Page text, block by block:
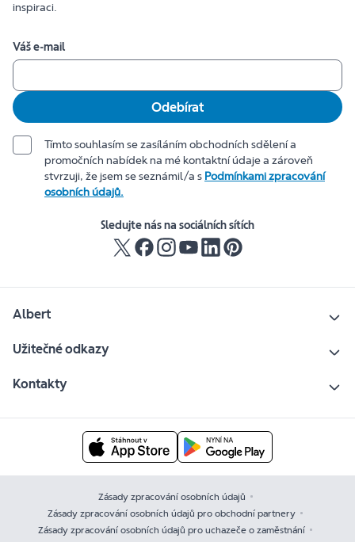
inspiraci.
Váš e-mail
Odebírat
Tímto souhlasím se zasíláním obchodních sdělení a
promočních nabídek na mé kontaktní údaje a zároveň
stvrzuji, že jsem se seznámil/a s Podmínkami zpracování
osobních údajů.
Sledujte nás na sociálních sítích
Albert
Užitečné odkazy
Kontakty
Zásady zpracování osobních údajů
Zásady zpracování osobních údajů pro obchodní partnery
Zásady zpracování osobních údajů pro uchazeče o zaměstnání